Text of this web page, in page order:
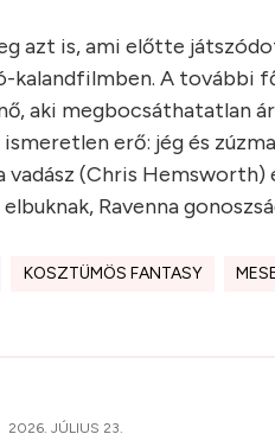
azt is, ami előtte
kalandfilmben. A további
aki megbocsáthatatlan
erő: jég és
(Chris
Ravenna
KOSZTÜMÖS FANTASY
2026. JÚLIUS 23.